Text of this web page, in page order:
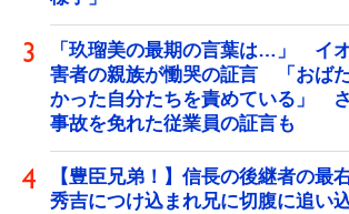
「玖瑠美の最期の言葉は…」 イ
害者の親族が慟哭の証言 「おば
かった自分たちを責めている」
事故を免れた従業員の証言も
【豊臣兄弟！】信長の後継者の最
秀吉につけ込まれ兄に切腹に追い